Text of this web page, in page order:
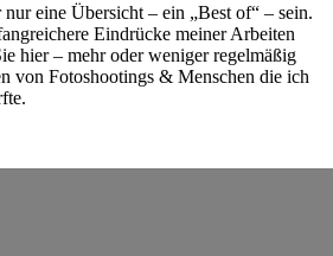
eine Übersicht – ein „Best of“ – sein.
Eindrücke meiner Arbeiten
hier – mehr oder weniger regelmäßig
von Fotoshootings & Menschen die ich